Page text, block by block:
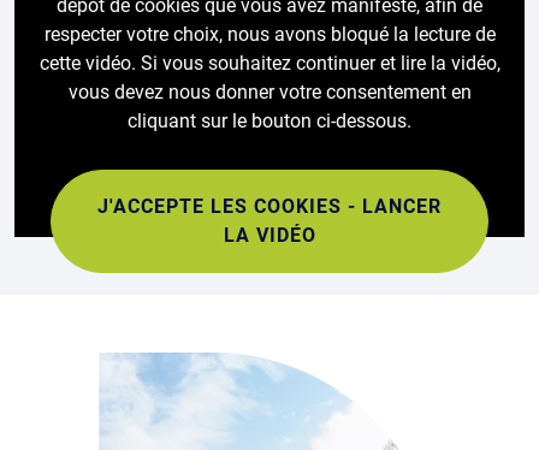
dépôt de cookies que vous avez manifesté, afin de
respecter votre choix, nous avons bloqué la lecture de
cette vidéo. Si vous souhaitez continuer et lire la vidéo,
vous devez nous donner votre consentement en
cliquant sur le bouton ci-dessous.
J'ACCEPTE LES COOKIES - LANCER
LA VIDÉO